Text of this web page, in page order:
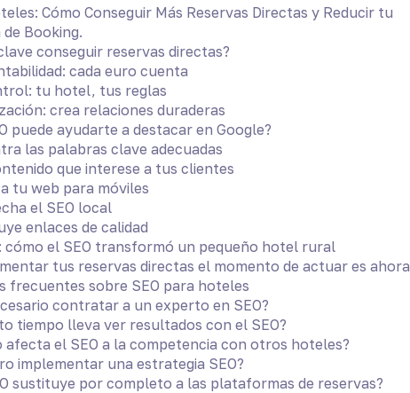
Cómo Conseguir Más Reservas Directas y Reducir tu
de Booking.
conseguir reservas directas?
cada euro cuenta
tu hotel, tus reglas
crea relaciones duraderas
puede ayudarte a destacar en Google?
las palabras clave adecuadas
que interese a tus clientes
tu web para móviles
el SEO local
enlaces de calidad
cómo el SEO transformó un pequeño hotel rural
tus reservas directas el momento de actuar es ahora
frecuentes sobre SEO para hoteles
contratar a un experto en SEO?
tiempo lleva ver resultados con el SEO?
afecta el SEO a la competencia con otros hoteles?
implementar una estrategia SEO?
sustituye por completo a las plataformas de reservas?